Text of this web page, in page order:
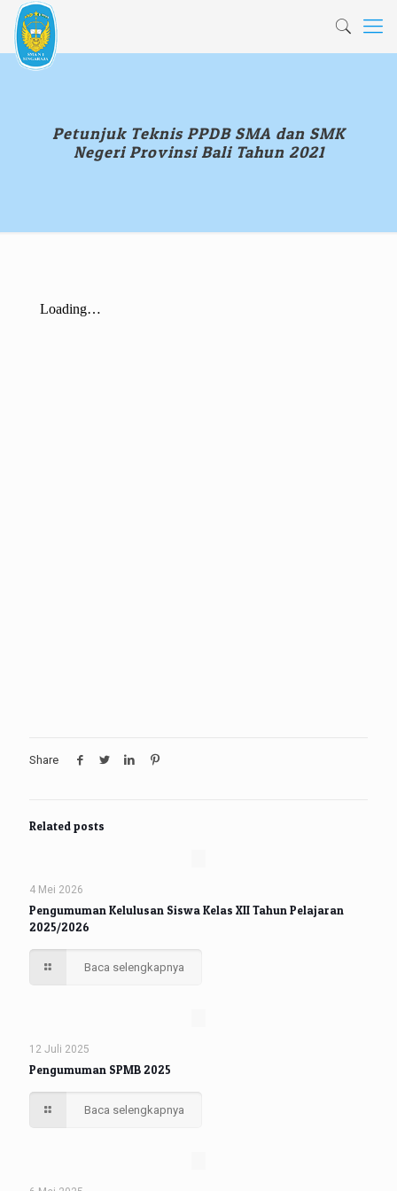
Petunjuk Teknis PPDB SMA dan SMK
Negeri Provinsi Bali Tahun 2021
Share
Related posts
4 Mei 2026
Pengumuman Kelulusan Siswa Kelas XII Tahun Pelajaran
2025/2026
Baca selengkapnya
12 Juli 2025
Pengumuman SPMB 2025
Baca selengkapnya